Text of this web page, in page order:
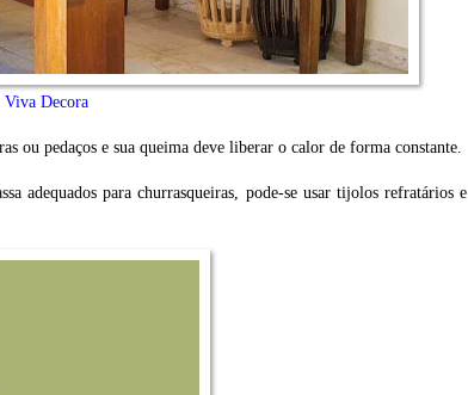
Viva Decora
ou pedaços e sua queima deve liberar o calor de forma constante.
adequados para churrasqueiras, pode-se usar tijolos refratários e